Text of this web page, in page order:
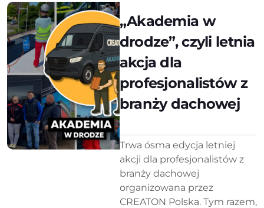
„Akademia w
drodze”, czyli letnia
akcja dla
profesjonalistów z
branży dachowej
Trwa ósma edycja letniej
akcji dla profesjonalistów z
branży dachowej
organizowana przez
CREATON Polska. Tym razem,